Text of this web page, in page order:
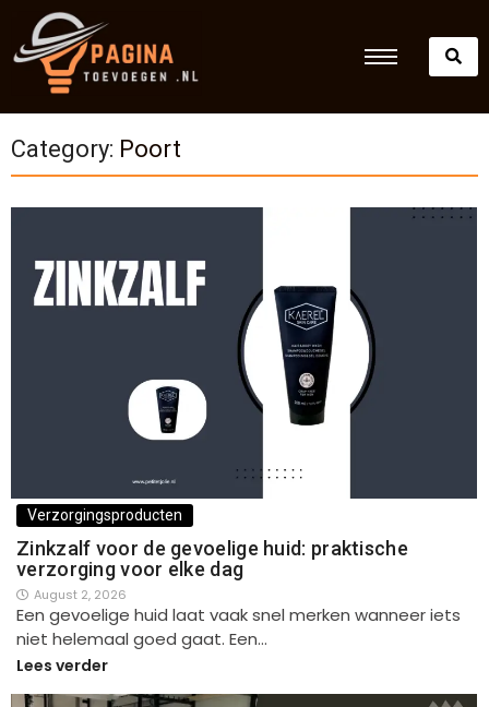
Category: Poort
Verzorgingsproducten
Zinkzalf voor de gevoelige huid: praktische
verzorging voor elke dag
August 2, 2026
Een gevoelige huid laat vaak snel merken wanneer iets
niet helemaal goed gaat. Een…
Lees verder